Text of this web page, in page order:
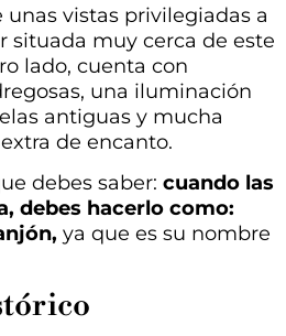
unas vistas privilegiadas a
situada muy cerca de este
lado, cuenta con
una iluminación
antiguas y mucha
de encanto.
debes saber: cuando las
debes hacerlo como:
ya que es su nombre